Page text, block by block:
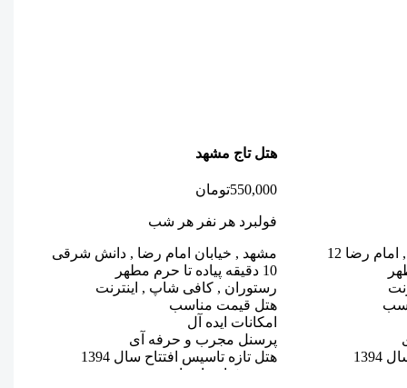
رضا 12
هتل تاج مشهد
550,000تومان
فولبرد هر نفر هر شب
مشهد , خیابان امام رضا , دانش شرقی
10 دقیقه پیاده تا حرم مطهر
رستوران , کافی شاپ , اینترنت
هتل قیمت مناسب
امکانات ایده آل
پرسنل مجرب و حرفه آی
هتل تازه تاسیس افتتاح سال 1394
منوی غذایی انتخابی